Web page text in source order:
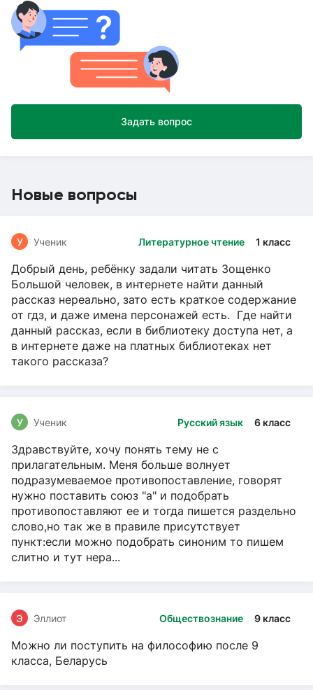
Задать вопрос
Новые вопросы
Литературное чтение 1 класс
У Ученик
Добрый день, ребёнку задали читать Зощенко
Большой человек, в интернете найти данный
рассказ нереально, зато есть краткое содержание
от гдз, и даже имена персонажей есть. Где найти
данный рассказ, если в библиотеку доступа нет, а
в интернете даже на платных библиотеках нет
такого рассказа?
Русский язык 6 класс
У Ученик
Здравствуйте, хочу понять тему не с
прилагательным. Меня больше волнует
подразумеваемое противопоставление, говорят
нужно поставить союз "а" и подобрать
противопоставляют ее и тогда пишется раздельно
слово,но так же в правиле присутствует
пункт:если можно подобрать синоним то пишем
слитно и тут нера...
Обществознание 9 класс
Э Эллиот
Можно ли поступить на философию после 9
класса, Беларусь